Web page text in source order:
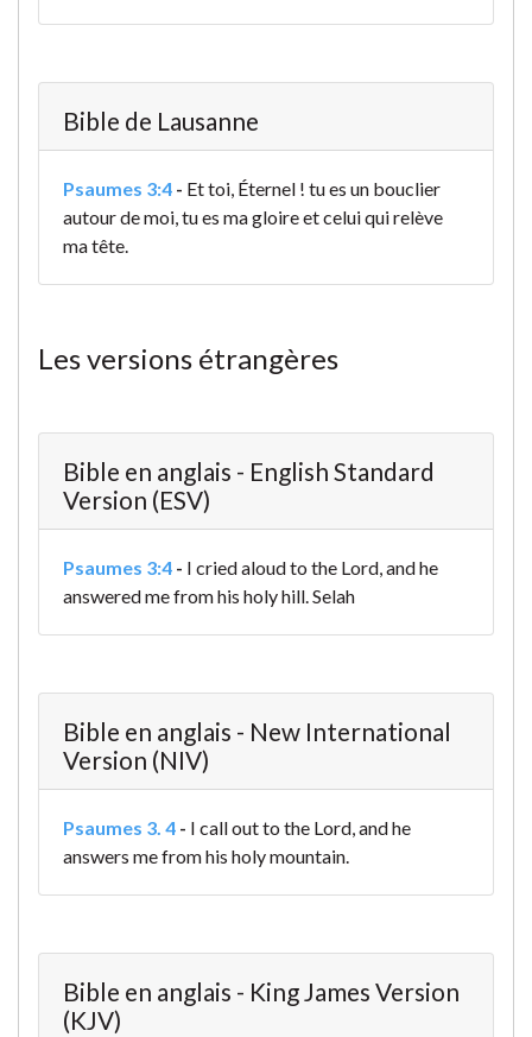
Bible de Lausanne
Psaumes 3:4 - Et toi, Éternel ! tu es un bouclier
autour de moi, tu es ma gloire et celui qui relève
ma tête.
Les versions étrangères
Bible en anglais - English Standard
Version (ESV)
Psaumes 3:4 - I cried aloud to the Lord,and he
answered me from his holy hill. Selah
Bible en anglais - New International
Version (NIV)
Psaumes 3. 4 - I call out to the Lord,and he
answers me from his holy mountain.
Bible en anglais - King James Version
(KJV)